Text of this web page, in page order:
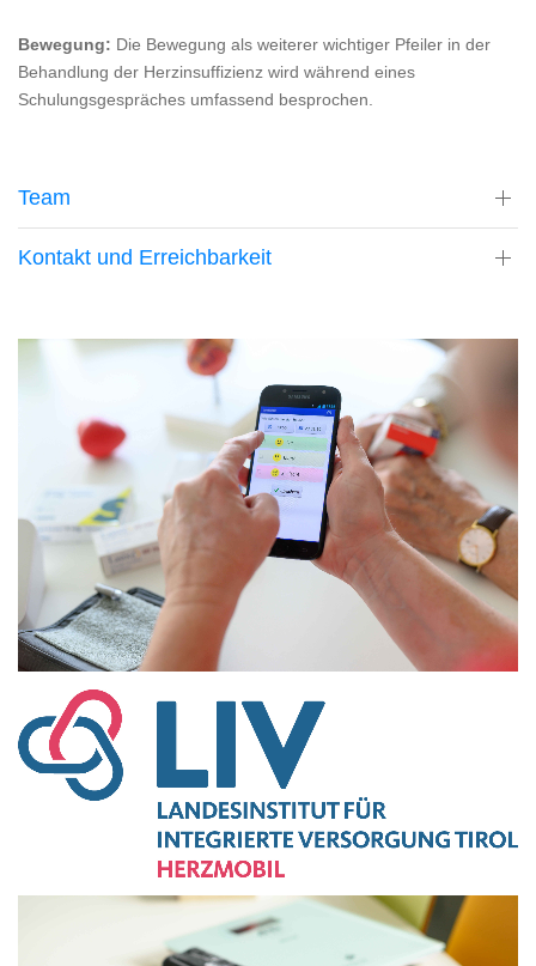
Bewegung: Die Bewegung als weiterer wichtiger Pfeiler in der
Behandlung der Herzinsuffizienz wird während eines
Schulungsgespräches umfassend besprochen.
Team
Kontakt und Erreichbarkeit